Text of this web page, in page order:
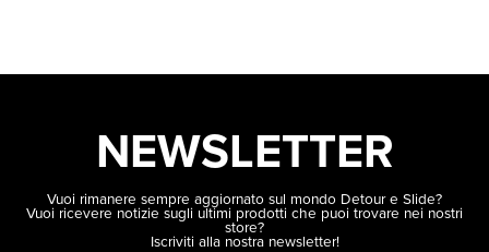
NEWSLETTER
Vuoi rimanere sempre aggiornato sul mondo Detour e Slide?
Vuoi ricevere notizie sugli ultimi prodotti che puoi trovare nei nostri
store?
Iscriviti alla nostra newsletter!